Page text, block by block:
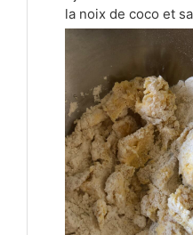
la noix de coco et